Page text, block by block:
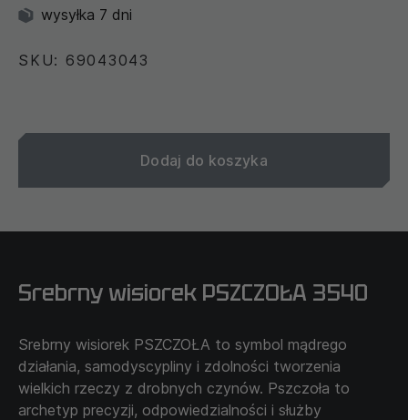
wysyłka 7 dni
SKU: 69043043
Dodaj do koszyka
Srebrny wisiorek PSZCZOŁA 3540
Srebrny wisiorek PSZCZOŁA to symbol mądrego
działania, samodyscypliny i zdolności tworzenia
wielkich rzeczy z drobnych czynów. Pszczoła to
archetyp precyzji, odpowiedzialności i służby